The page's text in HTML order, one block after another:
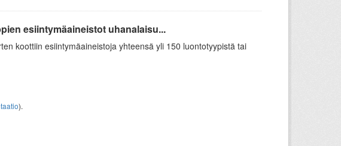
esiintymäaineistot uhanalaisu...
koottiin esiintymäaineistoja yhteensä yli 150 luontotyypistä tai
).